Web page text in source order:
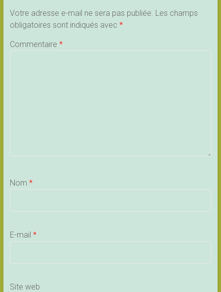
Votre adresse e-mail ne sera pas publiée. Les champs
obligatoires sont indiqués avec *
Commentaire *
Nom *
E-mail *
Site web